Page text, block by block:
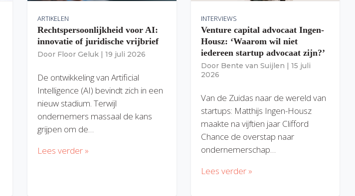
ARTIKELEN
Rechtspersoonlijkheid voor AI:
innovatie of juridische vrijbrief
Door Floor Geluk | 19 juli 2026
De ontwikkeling van Artificial
Intelligence (AI) bevindt zich in een
nieuw stadium. Terwijl
ondernemers massaal de kans
grijpen om de…
Lees verder »
INTERVIEWS
Venture capital advocaat Ingen-
Housz: ‘Waarom wil niet
iedereen startup advocaat zijn?’
Door Bente van Suijlen | 15 juli
2026
Van de Zuidas naar de wereld van
startups: Matthijs Ingen-Housz
maakte na vijftien jaar Clifford
Chance de overstap naar
ondernemerschap…
Lees verder »